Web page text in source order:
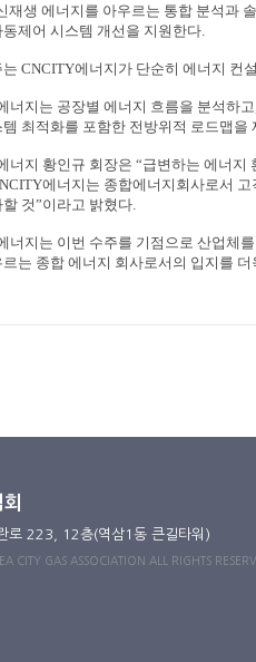
재생 에너지를 아우르는 통합 분석과
동제어 시스템 개선을 지원한다.
는 CNCITY에너지가 단순히 에너지 컨
너지는 공장별 에너지 흐름을 분석하고
템 최적화를 포함한 전방위적 로드맵을
너지 황인규 회장은 “급변하는 에너지
에너지는 종합에너지회사로서
것”이라고 밝혔다.
너지는 이번 수주를 기점으로 산업체
르는 종합 에너지 회사로서의 입지를
로 223, 12층(역삼1동 큰길타워)
CITY GAS ASSOCIATION ALL RIGHTS